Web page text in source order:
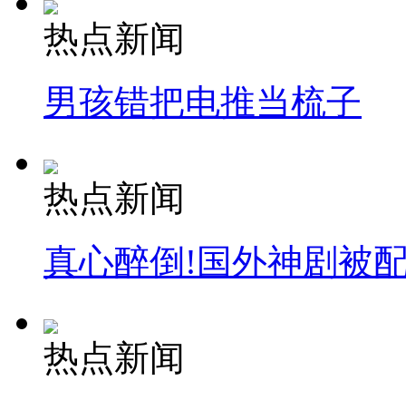
热点新闻
男孩错把电推当梳子
热点新闻
真心醉倒!国外神剧被
热点新闻